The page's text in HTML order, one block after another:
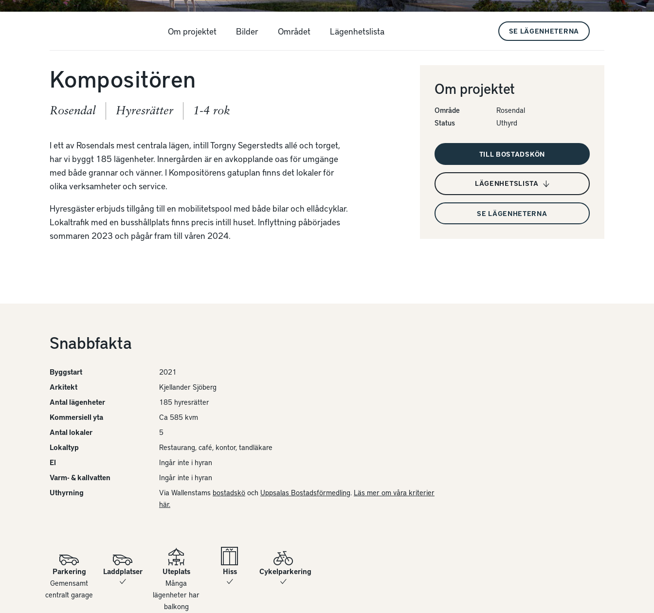
Om projektet Bilder Området Lägenhetslista SE LÄGENHETERNA
Kompositören
Rosendal Hyresrätter 1-4 rok
I ett av Rosendals mest centrala lägen, intill Torgny Segerstedts allé och torget,
har vi byggt 185 lägenheter. Innergården är en avkopplande oas för umgänge
med både grannar och vänner. I Kompositörens gatuplan finns det lokaler för
olika verksamheter och service.
Hyresgäster erbjuds tillgång till en mobilitetspool med både bilar och ellådcyklar.
Lokaltrafik med en busshållplats finns precis intill huset. Inflyttning påbörjades
sommaren 2023 och pågår fram till våren 2024.
Om projektet
Område
Rosendal
Status
Uthyrd
TILL BOSTADSKÖN
LÄGENHETSLISTA
SE LÄGENHETERNA
Snabbfakta
Byggstart
2021
Arkitekt
Kjellander Sjöberg
Antal lägenheter
185 hyresrätter
Kommersiell yta
Ca 585 kvm
Antal lokaler
5
Lokaltyp
Restaurang, café, kontor, tandläkare
El
Ingår inte i hyran
Varm- & kallvatten
Ingår inte i hyran
Uthyrning
Via Wallenstams bostadskö och Uppsalas Bostadsförmedling. Läs mer om våra kriterier
här.
Parkering
Gemensamt
centralt garage
Laddplatser
Uteplats
Många
lägenheter har
balkong
Hiss Cykelparkering